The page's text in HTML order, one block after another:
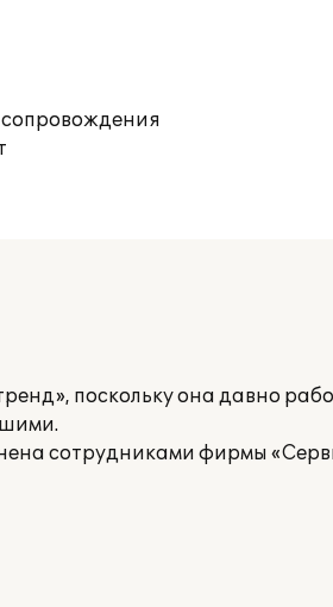
поскольку она давно
сотрудниками фирмы